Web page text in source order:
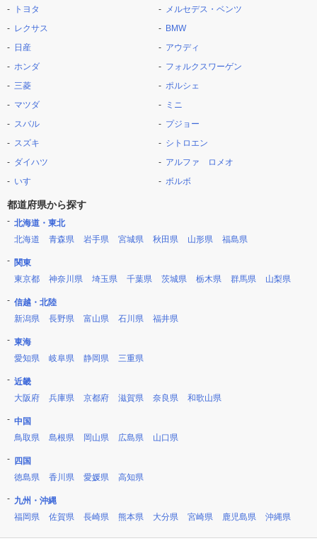
トヨタ
レクサス
日産
ホンダ
三菱
マツダ
スバル
スズキ
ダイハツ
いすゞ
メルセデス・ベンツ
BMW
アウディ
フォルクスワーゲン
ポルシェ
ミニ
プジョー
シトロエン
アルファ ロメオ
ボルボ
都道府県から探す
北海道・東北
北海道
青森県 岩手県 宮城県 秋田県 山形県 福島県
関東
東京都
神奈川県 埼玉県 千葉県 茨城県 栃木県 群馬県 山梨県
信越・北陸
新潟県
長野県 富山県 石川県 福井県
東海
愛知県
岐阜県 静岡県 三重県
近畿
大阪府
兵庫県 京都府 滋賀県 奈良県 和歌山県
中国
鳥取県
島根県 岡山県 広島県 山口県
四国
徳島県
香川県 愛媛県 高知県
九州・沖縄
福岡県
佐賀県 長崎県 熊本県 大分県 宮崎県 鹿児島県 沖縄県